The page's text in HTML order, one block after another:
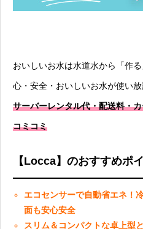
おいしいお水は水道水から「作
心・安全・おいしいお水が使い放
サーバーレンタル代・配送料・
コミコミ
【Locca】のおすすめポ
エコセンサーで自動省エネ！
面も安心安全
スリム＆コンパクトな卓上型